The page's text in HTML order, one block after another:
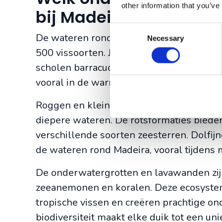
other information that
Selection
Necessary
bij Madeira?
De wateren rond Madeira herbergen
500 vissoorten. Je kunt kleurrijke
scholen barracuda’s tegenkomen.
vooral in de warmere maanden.
Roggen en kleine haaiensoorten, zoals
diepere wateren. De rotsformaties
verschillende soorten zeesterren.
de wateren rond Madeira, vooral tijdens
De onderwatergrotten en lavawanden
zeeanemonen en koralen. Deze
tropische vissen en creëren prachtige
biodiversiteit maakt elke duik tot een